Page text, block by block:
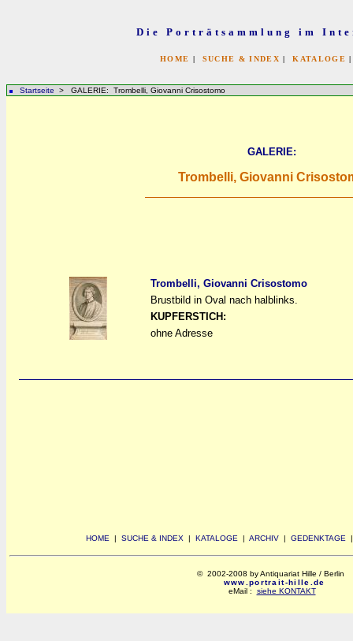
Die Porträtsammlung im
HOME | SUCHE & INDEX |KATALOGE
Startseite > GALERIE: Trombelli, Giovanni Crisostomo
GALERIE:
Trombelli, Giovanni
Trombelli, Giovanni Crisostomo
Brustbild in Oval nach halblinks.
KUPFERSTICH:
ohne Adresse
HOME | SUCHE & INDEX | KATALOGE | ARCHIV | GEDENKTAGE
© 2002-2008 by Antiquariat Hille / Berlin
www.portrait-hille.de
eMail : siehe KONTAKT